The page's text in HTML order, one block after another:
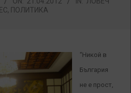
, ПОЛИТИКА
“Никой в
България
не е прост,